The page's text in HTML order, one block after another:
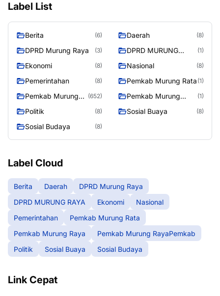
Label List
Berita (6) Daerah (8)
DPRD Murung Raya (3)
DPRD MURUNG
(1)
Ekonomi (8) Nasional (8)
Pemerintahan (8) Pemkab Murung Rata (1)
Pemkab Murung
(652)
Pemkab Murung
(1)
Politik (8) Sosial Buaya (8)
Sosial Budaya (8)
Label Cloud
Berita Daerah
DPRD Murung Raya
DPRD MURUNG RAYA
Ekonomi
Nasional
Pemerintahan
Pemkab Murung Rata
Pemkab Murung Raya
Pemkab Murung RayaPemkab
Politik
Sosial Buaya Sosial Budaya
Link Cepat